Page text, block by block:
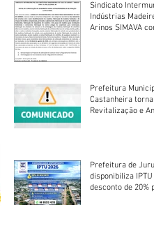
Sindicato
Indústrias
Arinos SIMAVA convoca à
Prefeitura
Castanheira
Revitalização e
Prefeitura de
disponibiliza
desconto de 20%